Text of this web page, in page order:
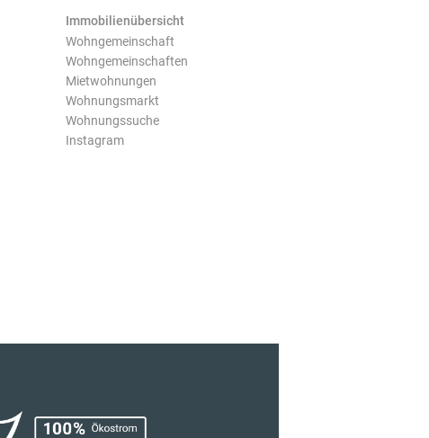
Immobilienübersicht
Wohngemeinschaft
Wohngemeinschaften
Mietwohnungen
Wohnungsmarkt
Wohnungssuche
Instagram